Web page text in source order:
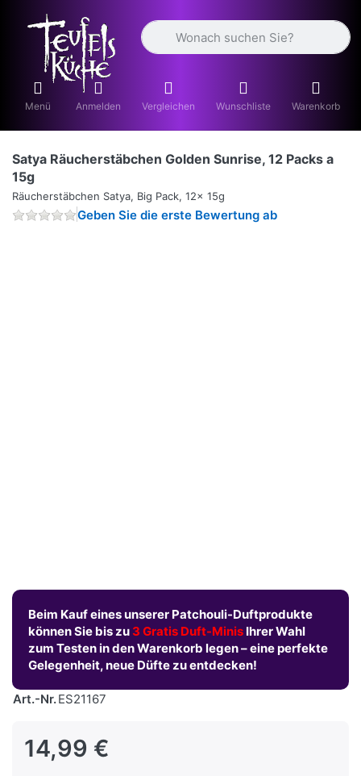
Geben Sie einen Suchbegriff ein.
Menü Anmelden Vergleichen Wunschliste Warenkorb
Satya Räucherstäbchen Golden Sunrise, 12 Packs a
15g
Räucherstäbchen Satya, Big Pack, 12x 15g
Geben Sie die erste Bewertung ab
Beim Kauf eines unserer Patchouli-Duftprodukte
können Sie bis zu 3 Gratis Duft-Minis Ihrer Wahl
zum Testen in den Warenkorb legen – eine perfekte
Gelegenheit, neue Düfte zu entdecken!
Art.-Nr.ES21167
14,99 €